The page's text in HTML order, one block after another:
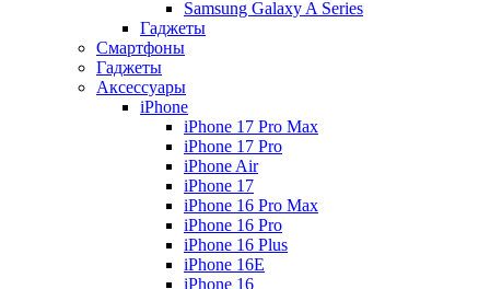
Samsung Galaxy A Series
Гаджеты
Смартфоны
Гаджеты
Аксессуары
iPhone
iPhone 17 Pro Max
iPhone 17 Pro
iPhone Air
iPhone 17
iPhone 16 Pro Max
iPhone 16 Pro
iPhone 16 Plus
iPhone 16E
iPhone 16